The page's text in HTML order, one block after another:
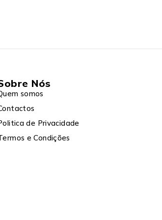
Nós
somos
de Privacidade
e Condições